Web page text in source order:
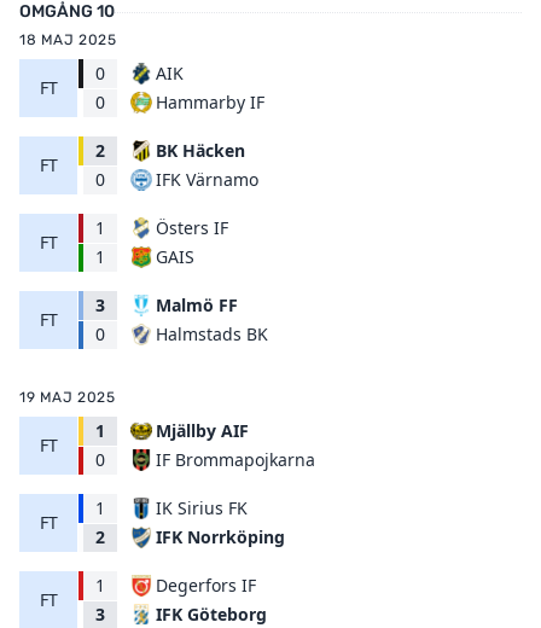
OMGÅNG 10
18 MAJ 2025
FT
0
0
AIK
Hammarby IF
FT
2
0
BK Häcken
IFK Värnamo
FT
1
1
Östers IF
GAIS
FT
3
0
Malmö FF
Halmstads BK
19 MAJ 2025
FT
1
0
Mjällby AIF
IF Brommapojkarna
FT
1
2
IK Sirius FK
IFK Norrköping
FT
1
3
Degerfors IF
IFK Göteborg